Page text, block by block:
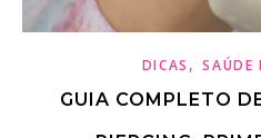
DICAS ,SAÚDE
GUIA COMPLETO